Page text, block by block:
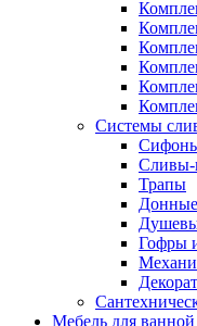
Системы
Сливы-
Трапы
Гофры
Мебель для